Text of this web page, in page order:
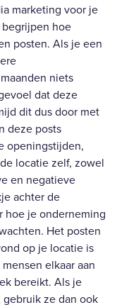
marketing voor je
hoe
posten. Als je een
niets
dat deze
dit dus door met
deze posts
openingstijden,
locatie zelf, zowel
en negatieve
achter de
hoe je onderneming
Het posten
op je locatie is
elkaar aan
bereikt. Als je
ze dan ook